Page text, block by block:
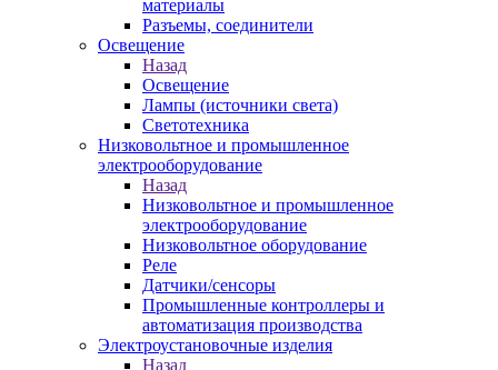
материалы
Разъемы, соединители
Освещение
Назад
Освещение
Лампы (источники света)
Светотехника
Низковольтное и промышленное
электрооборудование
Назад
Низковольтное и промышленное
электрооборудование
Низковольтное оборудование
Реле
Датчики/сенсоры
Промышленные контроллеры и
автоматизация производства
Электроустановочные изделия
Назад